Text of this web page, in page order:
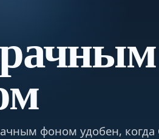
фоном удобен, когда